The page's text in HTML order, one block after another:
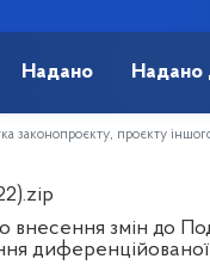
Надано Надано
законопроєкту, проєкту
внесення змін до